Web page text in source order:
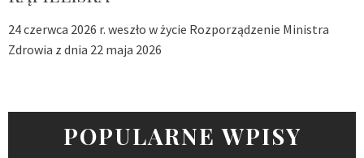
24 czerwca 2026 r. weszło w życie Rozporządzenie Ministra
Zdrowia z dnia 22 maja 2026
POPULARNE WPISY